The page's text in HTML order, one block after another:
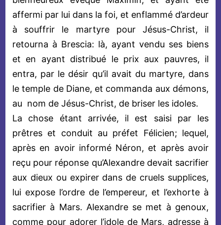
affermi par lui dans la foi, et enflammé d’ardeur
à souffrir le martyre pour Jésus-Christ, il
retourna à Brescia: là, ayant vendu ses biens
et en ayant distribué le prix aux pauvres, il
entra, par le désir qu’il avait du martyre, dans
le temple de Diane, et commanda aux démons,
au nom de Jésus-Christ, de briser les idoles.
La chose étant arrivée, il est saisi par les
prêtres et conduit au préfet Félicien; lequel,
après en avoir informé Néron, et après avoir
reçu pour réponse qu’Alexandre devait sacrifier
aux dieux ou expirer dans de cruels supplices,
lui expose l’ordre de l’empereur, et l’exhorte à
sacrifier à Mars. Alexandre se met à genoux,
comme pour adorer l’idole de Mars, adresse à